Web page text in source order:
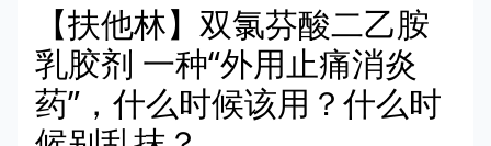
【扶他林】双氯芬酸二乙胺
乳胶剂 一种“外用止痛消炎
药”，什么时候该用？什么时